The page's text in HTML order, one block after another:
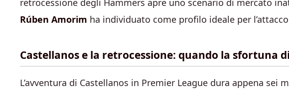
retrocessione degli Hammers apre uno scenario di mercato
Rúben Amorim ha individuato come profilo ideale per
Castellanos e la retrocessione: quando la sfortuna
L’avventura di Castellanos in Premier League dura appena sei